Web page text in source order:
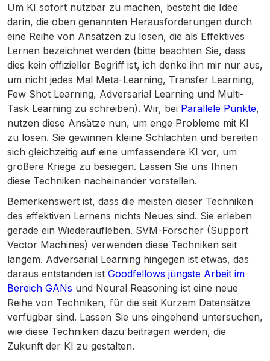
Um KI sofort nutzbar zu machen, besteht die Idee
darin, die oben genannten Herausforderungen durch
eine Reihe von Ansätzen zu lösen, die als Effektives
Lernen bezeichnet werden (bitte beachten Sie, dass
dies kein offizieller Begriff ist, ich denke ihn mir nur aus,
um nicht jedes Mal Meta-Learning, Transfer Learning,
Few Shot Learning, Adversarial Learning und Multi-
Task Learning zu schreiben). Wir, bei Parallele Punkte,
nutzen diese Ansätze nun, um enge Probleme mit KI
zu lösen. Sie gewinnen kleine Schlachten und bereiten
sich gleichzeitig auf eine umfassendere KI vor, um
größere Kriege zu besiegen. Lassen Sie uns Ihnen
diese Techniken nacheinander vorstellen.
Bemerkenswert ist, dass die meisten dieser Techniken
des effektiven Lernens nichts Neues sind. Sie erleben
gerade ein Wiederaufleben. SVM-Forscher (Support
Vector Machines) verwenden diese Techniken seit
langem. Adversarial Learning hingegen ist etwas, das
daraus entstanden ist Goodfellows jüngste Arbeit im
Bereich GANs und Neural Reasoning ist eine neue
Reihe von Techniken, für die seit Kurzem Datensätze
verfügbar sind. Lassen Sie uns eingehend untersuchen,
wie diese Techniken dazu beitragen werden, die
Zukunft der KI zu gestalten.